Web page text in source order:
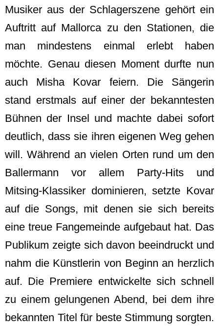
Musiker aus der Schlagerszene gehört ein
Auftritt auf Mallorca zu den Stationen, die
man mindestens einmal erlebt haben
möchte. Genau diesen Moment durfte nun
auch Misha Kovar feiern. Die Sängerin
stand erstmals auf einer der bekanntesten
Bühnen der Insel und machte dabei sofort
deutlich, dass sie ihren eigenen Weg gehen
will. Während an vielen Orten rund um den
Ballermann vor allem Party-Hits und
Mitsing-Klassiker dominieren, setzte Kovar
auf die Songs, mit denen sie sich bereits
eine treue Fangemeinde aufgebaut hat. Das
Publikum zeigte sich davon beeindruckt und
nahm die Künstlerin von Beginn an herzlich
auf. Die Premiere entwickelte sich schnell
zu einem gelungenen Abend, bei dem ihre
bekannten Titel für beste Stimmung sorgten.